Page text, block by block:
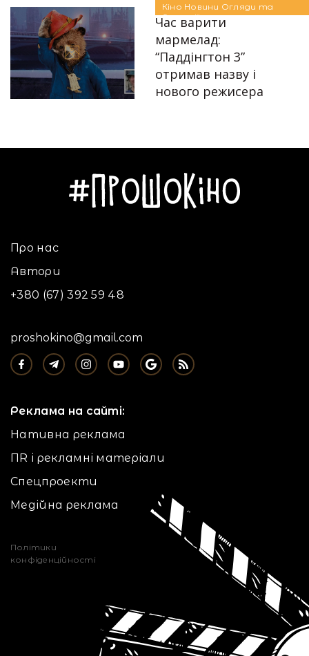
Кіно Новини Огляди та
Рецензії
Час варити
мармелад:
“Паддінгтон 3”
отримав назву і
нового режисера
Автор:
Про нас
Автори
+380 (67) 392 59 48
proshokino@gmail.com
Реклама на сайті:
Нативна реклама
ПR і рекламні матеріали
Спецпроекти
Медійна реклама
Політики
конфіденційності